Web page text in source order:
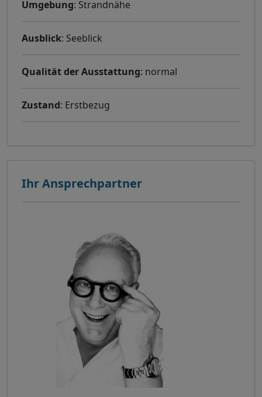
Umgebung: Strandnähe
Ausblick: Seeblick
Qualität der Ausstattung: normal
Zustand: Erstbezug
Ihr Ansprechpartner